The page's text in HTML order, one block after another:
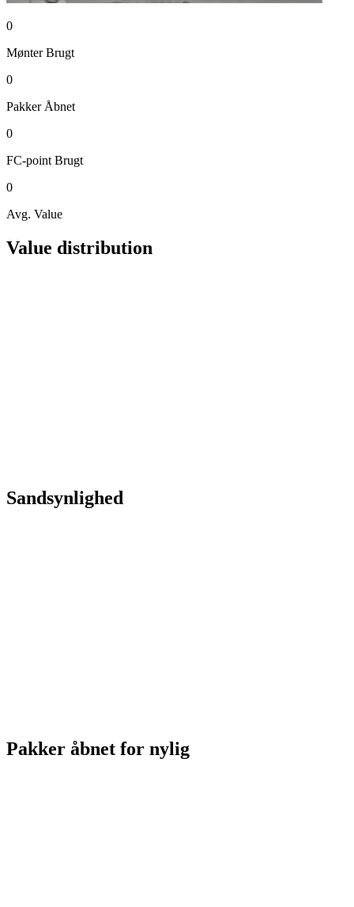
0
Mønter Brugt
0
Pakker Åbnet
0
FC-point Brugt
0
Avg. Value
Value distribution
Sandsynlighed
Pakker åbnet for nylig